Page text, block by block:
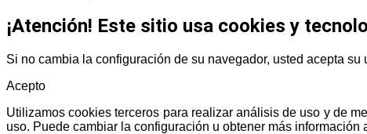
¡Atención! Este sitio usa cookies y
Si no cambia la configuración de su navegador, usted acepta su
Acepto
Utilizamos cookies terceros para realizar análisis de uso y de
uso. Puede cambiar la configuración u obtener más información